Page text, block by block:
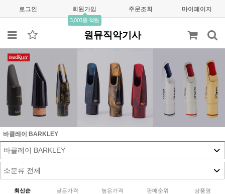
로그인 회원가입
3,000원 적립
주문조회 마이페이지
원뮤직악기사
바클레이 BARKLEY
최신순 낮은가격 높은가격 판매순위 상품명